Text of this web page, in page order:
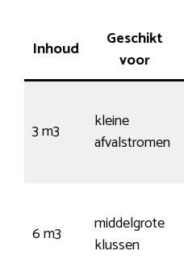
Inhoud
Geschikt
voor
3 m3
kleine
afvalstromen
6 m3
middelgrote
klussen